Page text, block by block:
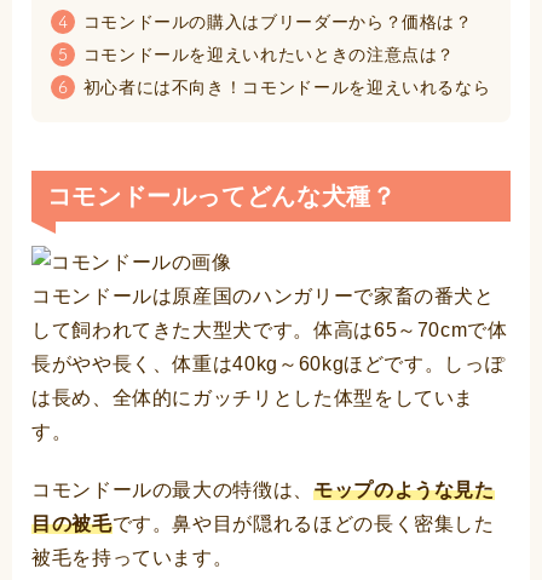
4 コモンドールの購入はブリーダーから？価格は？
5 コモンドールを迎えいれたいときの注意点は？
6 初心者には不向き！コモンドールを迎えいれるなら
コモンドールってどんな犬種？
コモンドールは原産国のハンガリーで家畜の番犬と
して飼われてきた大型犬です。体高は65～70cmで体
長がやや長く、体重は40kg～60kgほどです。しっぽ
は長め、全体的にガッチリとした体型をしていま
す。
コモンドールの最大の特徴は、 モップのような見た
目の被毛です。鼻や目が隠れるほどの長く密集した
被毛を持っています。